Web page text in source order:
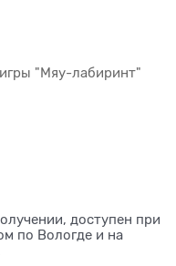
"Мяу-лабиринт"
доступен при
по Вологде и на